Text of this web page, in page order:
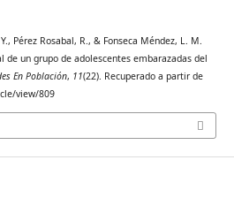
Pérez Rosabal, R., & Fonseca Méndez, L. M.
de un grupo de adolescentes embarazadas del
En Población, 11(22). Recuperado a partir de
view/809